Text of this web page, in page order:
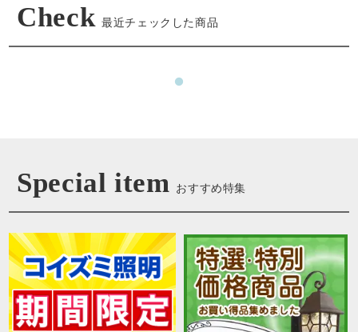
Check 最近チェックした商品
Special item おすすめ特集